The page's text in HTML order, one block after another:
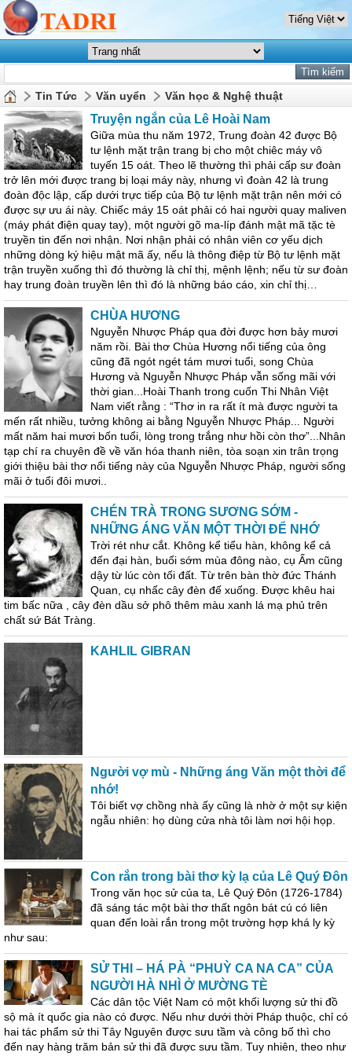
Tin Tức Văn uyển Văn học & Nghệ thuật
Truyện ngắn của Lê Hoài Nam
Giữa mùa thu năm 1972, Trung đoàn 42 được Bộ
tư lệnh mặt trận trang bị cho một chiêc máy vô
tuyến 15 oát. Theo lẽ thường thì phải cấp sư đoàn
trở lên mới được trang bị loại máy này, nhưng vì đoàn 42 là trung
đoàn độc lập, cấp dưới trực tiếp của Bộ tư lệnh mặt trận nên mới có
được sự ưu ái này. Chiếc máy 15 oát phải có hai người quay maliven
(máy phát điện quay tay), một người gõ ma-líp đánh mật mã tặc tè
truyền tin đến nơi nhận. Nơi nhận phải có nhân viên cơ yếu dịch
những dòng ký hiệu mật mã ấy, nếu là thông điệp từ Bộ tư lệnh mặt
trận truyền xuống thì đó thường là chỉ thị, mệnh lệnh; nếu từ sư đoàn
hay trung đoàn truyền lên thì đó là những báo cáo, xin chỉ thị…
CHÙA HƯƠNG
Nguyễn Nhược Pháp qua đời được hơn bảy mươi
năm rồi. Bài thơ Chùa Hương nổi tiếng của ông
cũng đã ngót ngét tám mươi tuổi, song Chùa
Hương và Nguyễn Nhược Pháp vẫn sống mãi với
thời gian...Hoài Thanh trong cuốn Thi Nhân Việt
Nam viết rằng : “Thơ in ra rất ít mà được người ta
mến rất nhiều, tưởng không ai bằng Nguyễn Nhược Pháp... Người
mất năm hai mươi bốn tuổi, lòng trong trắng như hồi còn thơ”...Nhân
tạp chí ra chuyên đề về văn hóa thanh niên, tòa soạn xin trân trọng
giới thiệu bài thơ nổi tiếng này của Nguyễn Nhược Pháp, người sống
mãi ở tuổi đôi mươi..
CHÉN TRÀ TRONG SƯƠNG SỚM -
NHỮNG ÁNG VĂN MỘT THỜI ĐỂ NHỚ
Trời rét như cắt. Không kể tiểu hàn, không kể cả
đến đại hàn, buổi sớm mùa đông nào, cụ Ấm cũng
dậy từ lúc còn tối đất. Từ trên bàn thờ đức Thánh
Quan, cụ nhấc cây đèn đế xuống. Được khêu hai
tim bấc nữa , cây đèn dầu sở phô thêm màu xanh lá mạ phủ trên
chất sứ Bát Tràng.
KAHLIL GIBRAN
Người vợ mù - Những áng Văn một thời để
nhớ!
Tôi biết vợ chồng nhà ấy cũng là nhờ ở một sự kiện
ngẫu nhiên: họ dùng cửa nhà tôi làm nơi hội họp.
Con rắn trong bài thơ kỳ lạ của Lê Quý Đôn
Trong văn học sử của ta, Lê Quý Đôn (1726-1784)
đã sáng tác một bài thơ thất ngôn bát cú có liên
quan đến loài rắn trong một trường hợp khá ly kỳ
như sau:
SỬ THI – HÁ PÀ “PHUỲ CA NA CA” CỦA
NGƯỜI HÀ NHÌ Ở MƯỜNG TÈ
Các dân tộc Việt Nam có một khối lượng sử thi đồ
sộ mà ít quốc gia nào có được. Nếu như dưới thời Pháp thuộc, chỉ có
hai tác phẩm sử thi Tây Nguyên được sưu tầm và công bố thì cho
đến nay hàng trăm bản sử thi đã được sưu tầm. Tuy nhiên, theo như